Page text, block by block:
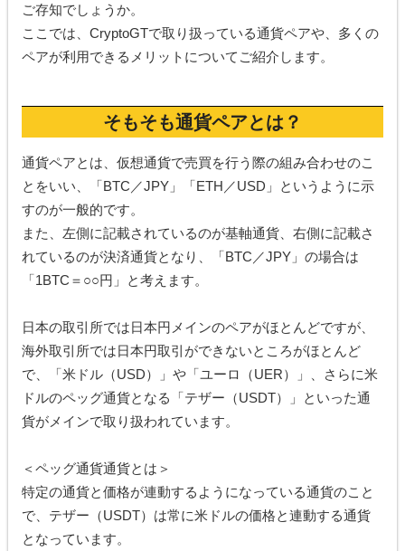
ご存知でしょうか。
ここでは、CryptoGTで取り扱っている通貨ペアや、多くの
ペアが利用できるメリットについてご紹介します。
そもそも通貨ペアとは？
通貨ペアとは、仮想通貨で売買を行う際の組み合わせのこ
とをいい、「BTC／JPY」「ETH／USD」というように示
すのが一般的です。
また、左側に記載されているのが基軸通貨、右側に記載さ
れているのが決済通貨となり、「BTC／JPY」の場合は
「1BTC＝○○円」と考えます。
日本の取引所では日本円メインのペアがほとんどですが、
海外取引所では日本円取引ができないところがほとんど
で、「米ドル（USD）」や「ユーロ（UER）」、さらに米
ドルのペッグ通貨となる「テザー（USDT）」といった通
貨がメインで取り扱われています。
＜ペッグ通貨通貨とは＞
特定の通貨と価格が連動するようになっている通貨のこと
で、テザー（USDT）は常に米ドルの価格と連動する通貨
となっています。